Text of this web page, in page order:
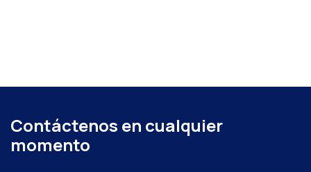
Contáctenos en cualquier
momento